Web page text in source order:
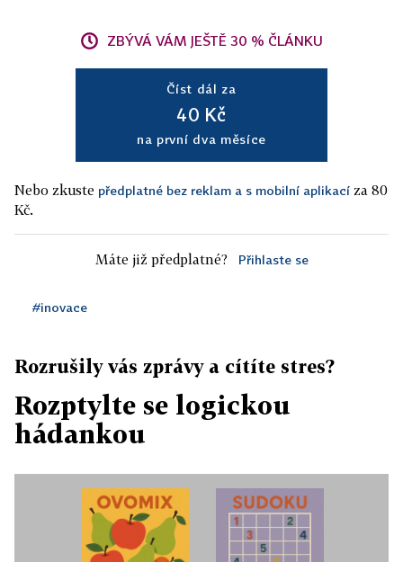
ZBÝVÁ VÁM JEŠTĚ 30 % ČLÁNKU
Číst dál za
40 Kč
na první dva měsíce
Nebo zkuste předplatné bez reklam a s mobilní aplikací za 80
Kč.
Máte již předplatné? Přihlaste se
#inovace
Rozrušily vás zprávy a cítíte stres?
Rozptylte se logickou
hádankou